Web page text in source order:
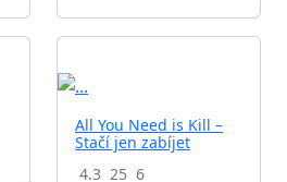
All You Need is Kill –
Stačí jen zabíjet
4.3 25 6